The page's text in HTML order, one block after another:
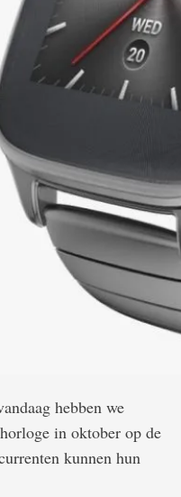
hebben we
in oktober op de
kunnen hun